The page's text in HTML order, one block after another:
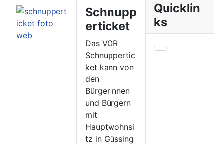
Schnupp
erticket
Das VOR
Schnuppertic
ket kann von
den
Bürgerinnen
und Bürgern
mit
Hauptwohnsi
tz in Güssing
Quicklin
ks